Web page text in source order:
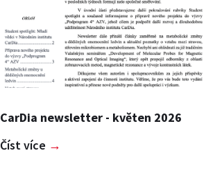
CarDia newsletter - květen 2026
Číst více →